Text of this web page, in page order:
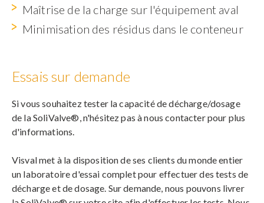
Maîtrise de la charge sur l'équipement aval
Minimisation des résidus dans le conteneur
Essais sur demande
Si vous souhaitez tester la capacité de décharge/dosage
de la SoliValve®, n'hésitez pas à nous contacter pour plus
d'informations.
Visval met à la disposition de ses clients du monde entier
un laboratoire d'essai complet pour effectuer des tests de
décharge et de dosage. Sur demande, nous pouvons livrer